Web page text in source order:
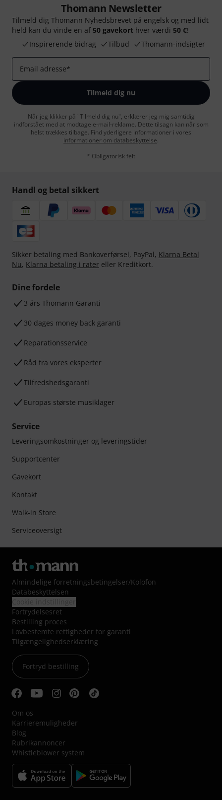
Thomann Newsletter
Tilmeld dig Thomann Nyhedsbrevet på engelsk og med lidt
held kan du vinde en af 50 gavekort hver værdi 50 €!
Inspirerende bidrag
Tilbud Thomann-indsigter
Email adresse*
Tilmeld dig nu
Når jeg klikker på "Tilmeld dig nu", erklærer jeg mig samtidig
indforstået med at modtage e-mail-reklame. Dette tilsagn kan når som
helst trækkes tilbage. Find yderligere informationer i vores
informationer om databeskyttelse.
* Obligatorisk felt
Handl og betal sikkert
Sikker betaling med Bankoverførsel, PayPal, Klarna Betal
Nu, Klarna betaling i rater eller Kreditkort.
Dine fordele
3 års Thomann Garanti
30 dages money back garanti
Reparationsservice
Råd fra vores eksperter
Tilfredshedsgaranti
Europas største musiklager
Service
Leveringsomkostninger og leveringstider
Supportcenter
Gavekort
Kontakt
Walk-in Store
Serviceoversigt
Almindelige forretningsbetingelser/Kolofon
Databeskyttelsen
Fortrydelsesret
Bestilling proces
Lovbestemte rettigheder for garanti
Tilgængelighedserklæring
Fortryd bestilling
Om os
Karrieremuligheder
Blog
Rubrikannoncer
Whistleblower system